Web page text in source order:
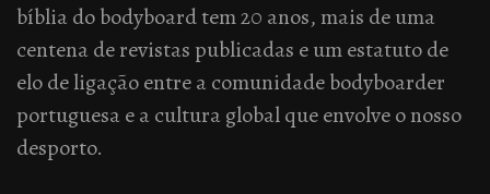
bíblia do bodyboard tem 20 anos, mais de uma
centena de revistas publicadas e um estatuto de
elo de ligação entre a comunidade bodyboarder
portuguesa e a cultura global que envolve o nosso
desporto.